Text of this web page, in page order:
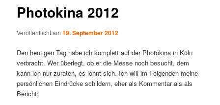
Photokina 2012
Veröffentlicht am19. September 2012
Den heutigen Tag habe ich komplett auf der Photokina in Köln
verbracht. Wer überlegt, ob er die Messe noch besucht, dem
kann ich nur zuraten, es lohnt sich. Ich will im Folgenden meine
persönlichen Eindrücke schildern, eher als Kommentar als als
Bericht: